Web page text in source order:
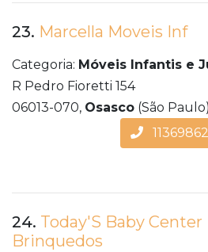
23. Marcella Moveis Inf
Categoria: Móveis Infantis e
R Pedro Fioretti 154
06013-070, Osasco (São Paulo)
24. Today'S Baby Center
Brinquedos